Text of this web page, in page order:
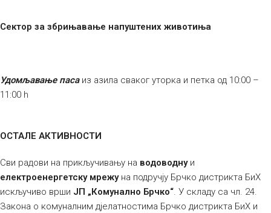
Сектор за збрињавање напуштених животиња
Удомљавање пасаиз азила сваког уторка и петка од 10:00 –
11:00 h
ОСТАЛЕ АКТИВНОСТИ
Сви радови на прикључивању на водоводнуи
електроенергетску мрежуна подручју Брчко дистрикта БиХ
искључиво врши ЈП „Комунално Брчко“. У складу са чл. 24.
Закона о комуналним дјелатностима Брчко дистрикта БиХ и